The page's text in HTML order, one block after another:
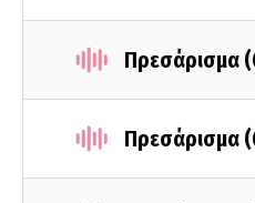
Πρεσάρισμα
Πρεσάρισμα